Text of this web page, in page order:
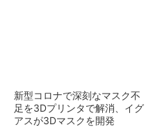
新型コロナで深刻なマスク不
足を3Dプリンタで解消、イグ
アスが3Dマスクを開発